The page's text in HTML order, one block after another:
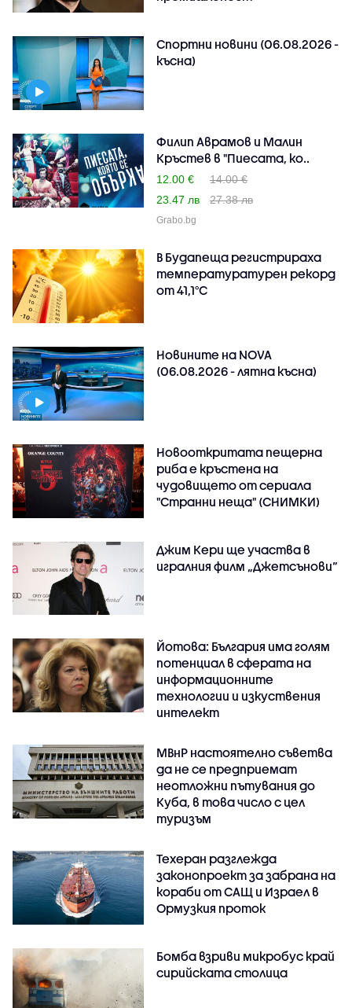
Спортни новини (06.08.2026 -
късна)
Филип Аврамов и Малин
Кръстев в "Пиесата, ко..
12.00 €
14.00 €
23.47 лв
27.38 лв
Grabo.bg
В Будапеща регистрираха
температуратурен рекорд
от 41,1°C
Новините на NOVA
(06.08.2026 - лятна късна)
Новооткритата пещерна
риба е кръстена на
чудовището от сериала
"Странни неща" (СНИМКИ)
Джим Кери ще участва в
игралния филм „Джетсънови“
Йотова: България има голям
потенциал в сферата на
информационните
технологии и изкуствения
интелект
МВнР настоятелно съветва
да не се предприемат
неотложни пътувания до
Куба, в това число с цел
туризъм
Техеран разглежда
законопроект за забрана на
кораби от САЩ и Израел в
Ормузкия проток
Бомба взриви микробус край
сирийската столица